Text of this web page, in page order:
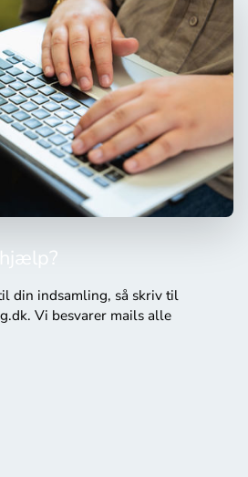
din indsamling, så skriv til
Vi besvarer mails alle